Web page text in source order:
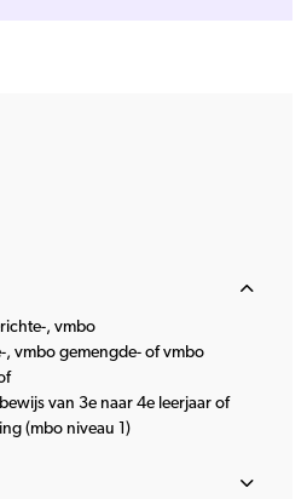
, vmbo
, vmbo gemengde- of vmbo
van 3e naar 4e leerjaar of
(mbo niveau 1)